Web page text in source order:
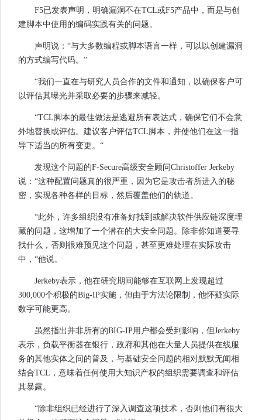
F5已发表声明，明确漏洞不在TCL或F5产品中，而是与创
建脚本中使用的编码实践有关的问题。
声明说：“与大多数编程或脚本语言一样，可以以创建漏洞
的方式编写代码。”
“我们一直在与研究人员合作的文件和通知，以确保客户可
以评估其曝光并采取必要的步骤来减轻。
“TCL脚本的最佳做法是逃避所有表达式，确保它们不会意
外地替换或评估。建议客户评估TCL脚本，并使他们在这一指
导下适当的所有变更。“
发现这个问题的F-Secure高级安全顾问Christoffer Jerkeby
说：“这种配置问题真的很严重，因为它是攻击者所进入的秘
密，实现各种各样的目标，然后覆盖他们的轨道。
“此外，许多组织没有准备好找到或解决软件供应链深度埋
藏的问题，这增加了一个潜在的大安全问题。除非你知道要寻
找什么，否则很难预见这个问题，甚至更难处理在实际攻击
中，“他说。
Jerkeby表示，他在研究期间能够在互联网上发现超过
300,000个积极的Big-IP实施，但由于方法论限制，他怀疑实际
数字可能更高。
虽然指出并非所有的BIG-IP用户都会受到影响，但Jerkeby
表示，负载平衡器在银行，政府和其他在大量人员提供在线服
务的其他实体之间的普及，与基础安全问题的相对默默无闻相
结合TCL，意味着任何使用大知识产权的组织需要调查和评估
其暴露。
“除非组织已经进行了深入调查这项技术，否则他们有很大